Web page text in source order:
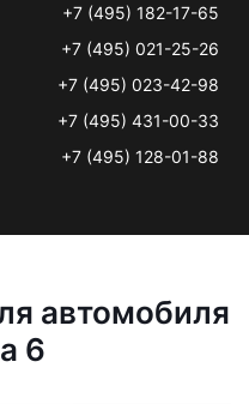
+7 (495) 182-17-65
+7 (495) 021-25-26
+7 (495) 023-42-98
+7 (495) 431-00-33
+7 (495) 128-01-88
автомобиля
6